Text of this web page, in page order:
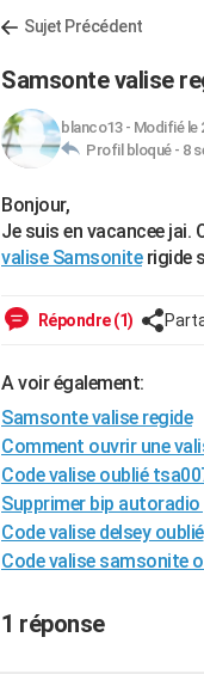
Sujet Précédent
Samsonte valise
blanco13- Modifié le
Profil bloqué - 8
Bonjour,
Je suis en vacancee jai.
valise Samsoniterigide
Répondre (1)
A voir également:
Samsonte valise regide
Comment ouvrir une
Code valise oublié
Supprimer bip
Code valise delsey oublié
Code valise samsonite
1 réponse